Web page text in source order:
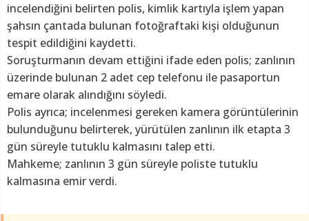
incelendiğini belirten polis, kimlik kartıyla işlem yapan
şahsın çantada bulunan fotoğraftaki kişi olduğunun
tespit edildiğini kaydetti.
Soruşturmanın devam ettiğini ifade eden polis; zanlının
üzerinde bulunan 2 adet cep telefonu ile pasaportun
emare olarak alındığını söyledi.
Polis ayrıca; incelenmesi gereken kamera görüntülerinin
bulunduğunu belirterek, yürütülen zanlının ilk etapta 3
gün süreyle tutuklu kalmasını talep etti.
Mahkeme; zanlının 3 gün süreyle poliste tutuklu
kalmasına emir verdi.